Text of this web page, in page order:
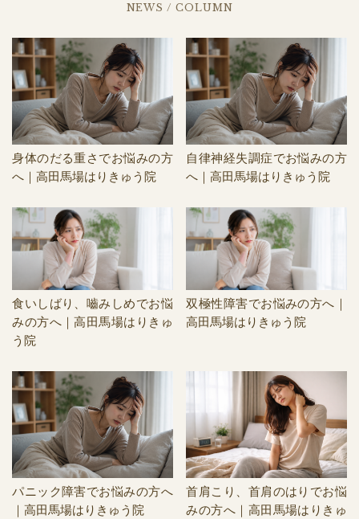
NEWS / COLUMN
身体のだる重さでお悩みの方
へ｜高田馬場はりきゅう院
自律神経失調症でお悩みの方
へ｜高田馬場はりきゅう院
食いしばり、嚙みしめでお悩
みの方へ｜高田馬場はりきゅ
う院
双極性障害でお悩みの方へ｜
高田馬場はりきゅう院
パニック障害でお悩みの方へ
｜高田馬場はりきゅう院
首肩こり、首肩のはりでお悩
みの方へ｜高田馬場はりきゅ